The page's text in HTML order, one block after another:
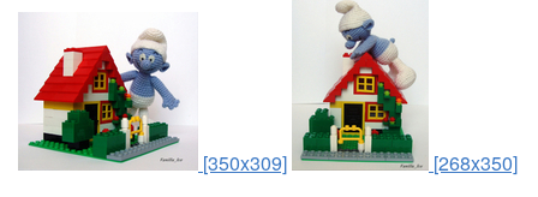
[350x309] [268x350]